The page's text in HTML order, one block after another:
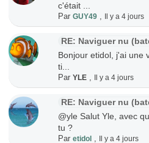
c'était ...
ParGUY49 , Il y a 4 jours
RE: Naviguer nu
Bonjour etidol, j'ai une
ti...
ParYLE , Il y a 4 jours
RE: Naviguer nu
@yle Salut Yle, avec
tu ?
Paretidol , Il y a 4 jours